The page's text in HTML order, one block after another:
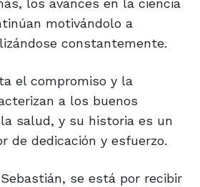
los avances en la ciencia
motivándolo a
constantemente.
el compromiso y la
a los buenos
salud, y su historia es un
de dedicación y esfuerzo.
se está por recibir